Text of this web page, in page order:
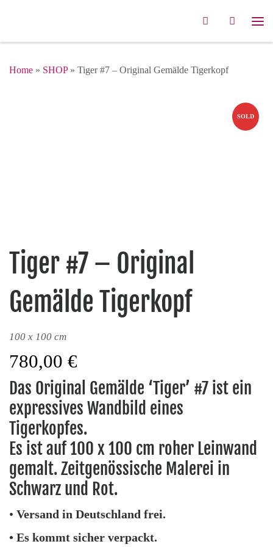
Search
Home » SHOP» Tiger #7 – Original Gemälde Tigerkopf
SOLD
Tiger #7 – Original
Gemälde Tigerkopf
100 x 100 cm
780,00 €
Das Original Gemälde ‘Tiger’ #7 ist ein
expressives Wandbild eines
Tigerkopfes.
Es ist auf 100 x 100 cm roher Leinwand
gemalt. Zeitgenössische Malerei in
Schwarz und Rot.
• Versand in Deutschland frei.
• Es kommt sicher verpackt.